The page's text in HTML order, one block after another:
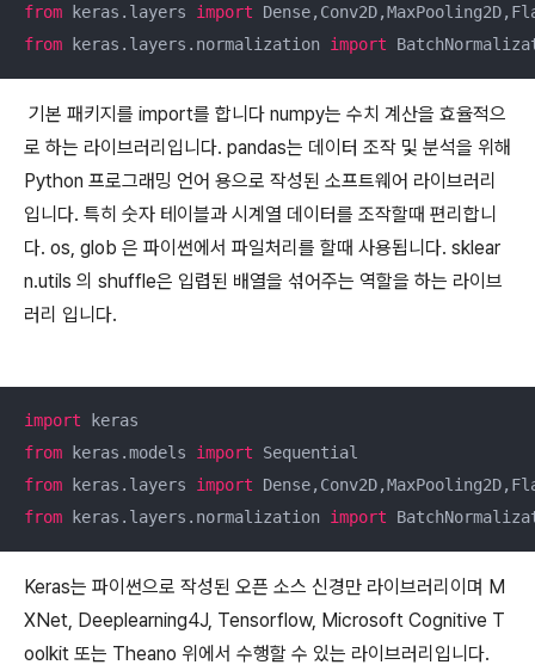
from keras.layers import
from keras.layers.normalization import
기본 패키지를 import를 합니다 numpy는 수치 계산을 효율적으
로 하는 라이브러리입니다. pandas는 데이터 조작 및 분석을 위해
Python 프로그래밍 언어 용으로 작성된 소프트웨어 라이브러리
입니다. 특히 숫자 테이블과 시계열 데이터를 조작할때 편리합니
다. os, glob 은 파이썬에서 파일처리를 할때 사용됩니다. sklear
n.utils 의 shuffle은 입렵된 배열을 섞어주는 역할을 하는 라이브
러리 입니다.
import
from keras.models import
from keras.layers import
from keras.layers.normalization import
Keras는 파이썬으로 작성된 오픈 소스 신경만 라이브러리이며 M
XNet, Deeplearning4J, Tensorflow, Microsoft Cognitive T
oolkit 또는 Theano 위에서 수행할 수 있는 라이브러리입니다.